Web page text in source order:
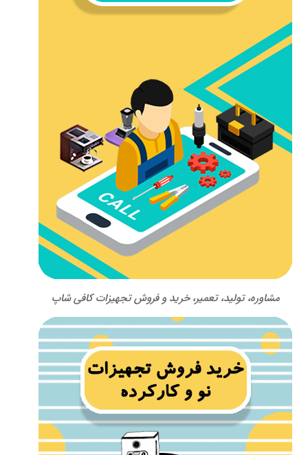
مشاوره، تولید، تعمیر، خرید و فروش تجهیزات کافی شاپ